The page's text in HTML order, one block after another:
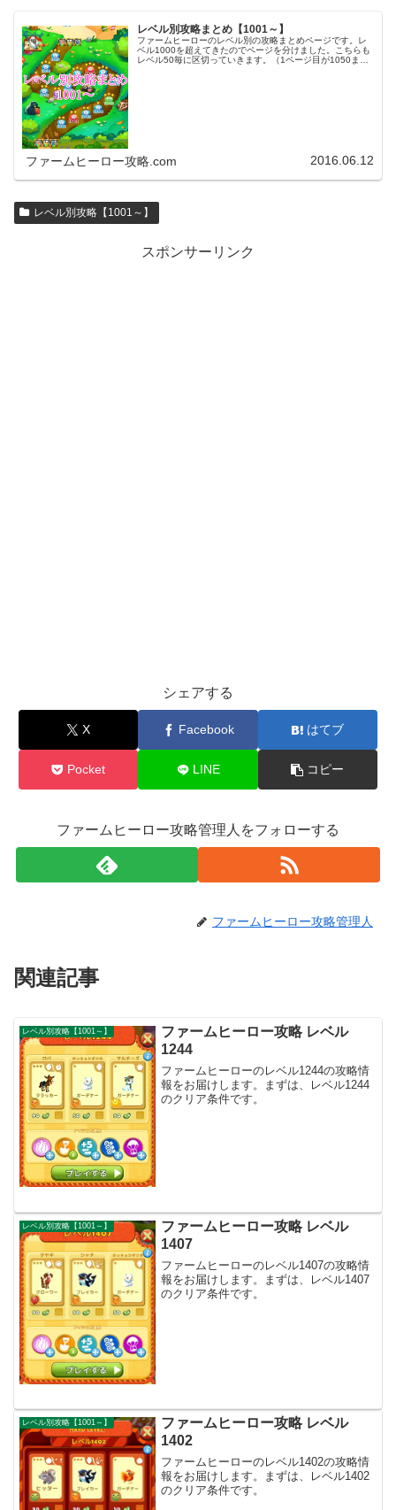
レベル別攻略まとめ【1001～】
ファームヒーローのレベル別の攻略まとめページです。レ
ベル1000を超えてきたのでページを分けました。こちらも
レベル50毎に区切っていきます。（1ページ目が1050ま
ファームヒーロー攻略.com 2016.06.12
レベル別攻略【1001～】
スポンサーリンク
シェアする
X Facebook はてブ
Pocket LINE コピー
ファームヒーロー攻略管理人をフォローする
ファームヒーロー攻略管理人
関連記事
レベル別攻略【1001～】
ファームヒーロー攻略 レベル
1244
ファームヒーローのレベル1244の攻略情
報をお届けします。まずは、レベル1244
のクリア条件です。
レベル別攻略【1001～】
ファームヒーロー攻略 レベル
1407
ファームヒーローのレベル1407の攻略情
報をお届けします。まずは、レベル1407
のクリア条件です。
レベル別攻略【1001～】
ファームヒーロー攻略 レベル
1402
ファームヒーローのレベル1402の攻略情
報をお届けします。まずは、レベル1402
のクリア条件です。